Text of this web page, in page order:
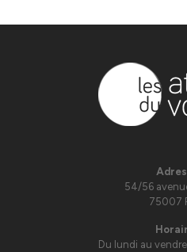
54/56
75007
Du lundi au